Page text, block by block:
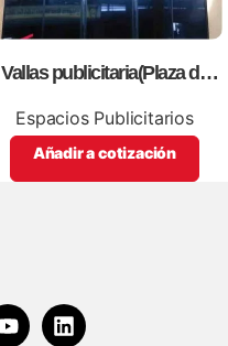
Vallas publicitaria(Plaza de
del Local L 38)
Espacios Publicitarios
Añadir a cotización